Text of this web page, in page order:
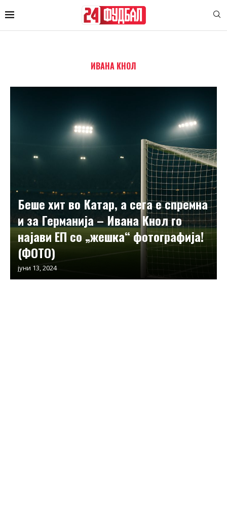
ИВАНА КНОЛ
Беше хит во Катар, а сега е спремна
и за Германија – Ивана Кнол го
најави ЕП со „жешка“ фотографија!
(ФОТО)
јуни 13, 2024